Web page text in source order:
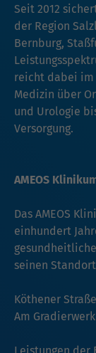
Seit 2012
der Region
Bernburg,
reicht dabei im
Medizin über
und Urologie
Versorgung.
AMEOS
Das AMEOS
einhundert
seinen
Köthener
Am